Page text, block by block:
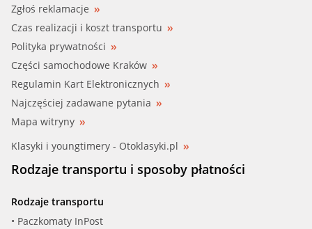
Zgłoś reklamacje
Czas realizacji i koszt transportu
Polityka prywatności
Części samochodowe Kraków
Regulamin Kart Elektronicznych
Najczęściej zadawane pytania
Mapa witryny
Klasyki i youngtimery - Otoklasyki.pl
Rodzaje transportu i sposoby płatności
Rodzaje transportu
• Paczkomaty InPost